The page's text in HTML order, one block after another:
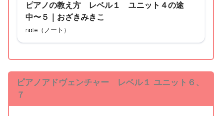
ピアノの教え方 レベル１ ユニット４の途
中〜５｜おざきみきこ
note（ノート）
ピアノアドヴェンチャー レベル１ ユニット６、
７